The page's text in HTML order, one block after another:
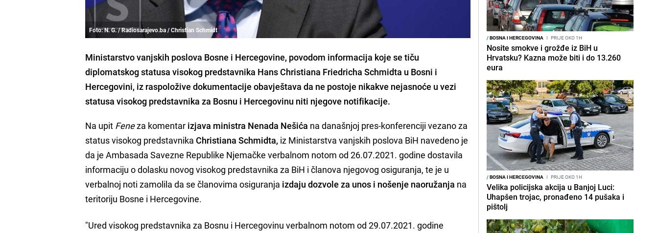
Foto: N. G. / Radiosarajevo.ba / Christian Schmidt
Ministarstvo vanjskih poslova Bosne i Hercegovine, povodom informacija koje se tiču
diplomatskog statusa visokog predstavnika Hans Christiana Friedricha Schmidta u Bosni i
Hercegovini, iz raspoložive dokumentacije obavještava da ne postoje nikakve nejasnoće u vezi
statusa visokog predstavnika za Bosnu i Hercegovinu niti njegove notifikacije.
Na upit Feneza komentar izjava ministra Nenada Nešića na današnjoj pres-konferenciji vezano za
status visokog predstavnika Christiana Schmidta, iz Ministarstva vanjskih poslova BiH navedeno je
da je Ambasada Savezne Republike Njemačke verbalnom notom od 26.07.2021. godine dostavila
informaciju o dolasku novog visokog predstavnika za BiH i članova njegovog osiguranja, te je u
verbalnoj noti zamolila da se članovima osiguranja izdaju dozvole za unos i nošenje naoružanja na
teritoriju Bosne i Hercegovine.
"Ured visokog predstavnika za Bosnu i Hercegovinu verbalnom notom od 29.07.2021. godine
/BOSNA I HERCEGOVINA I PRIJE OKO 1H
Nosite smokve i grožđe iz BiH u
Hrvatsku? Kazna može biti i do 13.260
eura
/BOSNA I HERCEGOVINA I PRIJE OKO 1H
Velika policijska akcija u Banjoj Luci:
Uhapšen trojac, pronađeno 14 pušaka i
pištolj